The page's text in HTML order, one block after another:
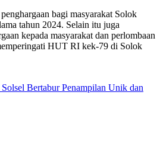
bagi masyarakat Solok
tahun 2024. Selain itu juga
kepada masyarakat dan perlombaan
HUT RI kek-79 di Solok
Bertabur Penampilan Unik dan